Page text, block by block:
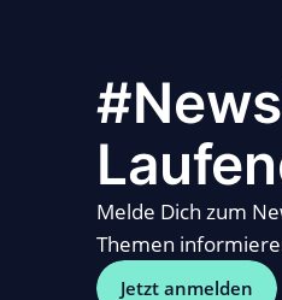
Melde Dich zum
Themen
Jetzt anmelden